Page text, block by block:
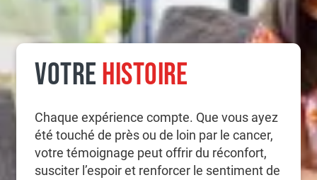
VOTREHISTOIRE
Chaque expérience compte. Que vous ayez
été touché de près ou de loin par le cancer,
votre témoignage peut offrir du réconfort,
susciter l’espoir et renforcer le sentiment de